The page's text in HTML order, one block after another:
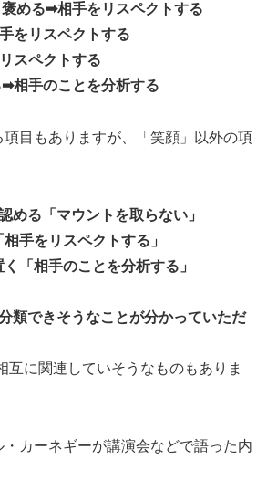
める➡︎相手をリスペクトする
をリスペクトする
スペクトする
相手のことを分析する
目もありますが、「笑顔」以外の項
める「マウントを取らない」
手をリスペクトする」
「相手のことを分析する」
類できそうなことが分かっていただ
互に関連していそうなものもありま
・カーネギーが講演会などで語った内